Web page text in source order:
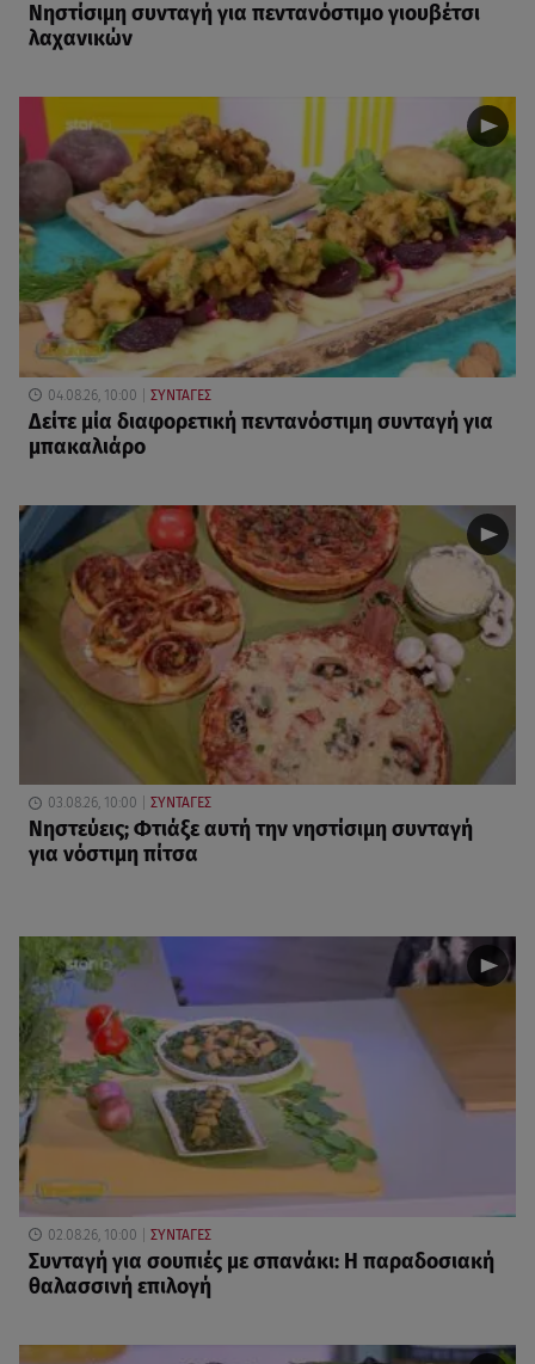
Νηστίσιμη συνταγή για πεντανόστιμο γιουβέτσι
λαχανικών
04.08.26, 10:00 ΣΥΝΤΑΓΕΣ
Δείτε μία διαφορετική πεντανόστιμη συνταγή για
μπακαλιάρο
03.08.26, 10:00 ΣΥΝΤΑΓΕΣ
Νηστεύεις; Φτιάξε αυτή την νηστίσιμη συνταγή
για νόστιμη πίτσα
02.08.26, 10:00 ΣΥΝΤΑΓΕΣ
Συνταγή για σουπιές με σπανάκι: Η παραδοσιακή
θαλασσινή επιλογή